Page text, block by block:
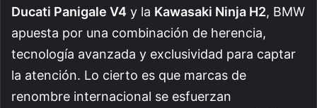
Ducati Panigale V4 y la Kawasaki Ninja H2, BMW
apuesta por una combinación de herencia,
tecnología avanzada y exclusividad para captar
la atención. Lo cierto es que marcas de
renombre internacional se esfuerzan